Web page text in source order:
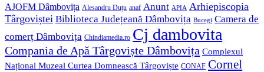
AJOFM Dâmbovița Alesandru Duțu anaf Anunt APIA Arhiepiscopia
Târgoviștei Biblioteca Județeană Dâmbovița Bucegi Camera de
comerț Dâmbovița Chindiamedia.ro Cj dambovita
Compania de Apă Târgoviște Dâmbovița Complexul
Național Muzeal Curtea Domnească Târgoviște CONAF Cornel